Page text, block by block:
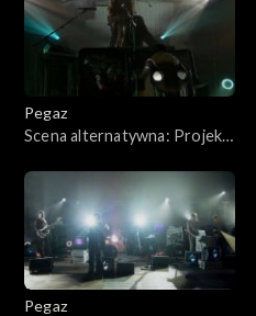
Pegaz
Scena alternatywna: Projekt
Pegaz